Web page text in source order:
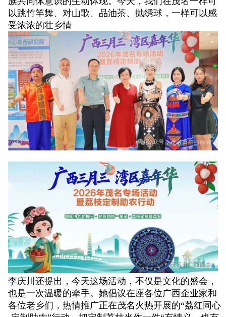
以跳竹竿舞、对山歌、品油茶、抛绣球，一样可以感
受浓浓的壮乡情
李庆川还提出，今天这场活动，不仅是文化的盛会，
也是一次温暖的牵手。她倡议在座各位广西企业家和
各位老乡们，热情推广正在茂名火热开展的“荔红同心